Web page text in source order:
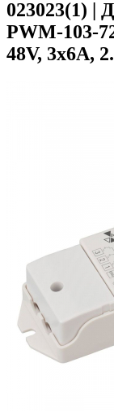
023023(1) |
PWM-103-
48V, 3x6A,